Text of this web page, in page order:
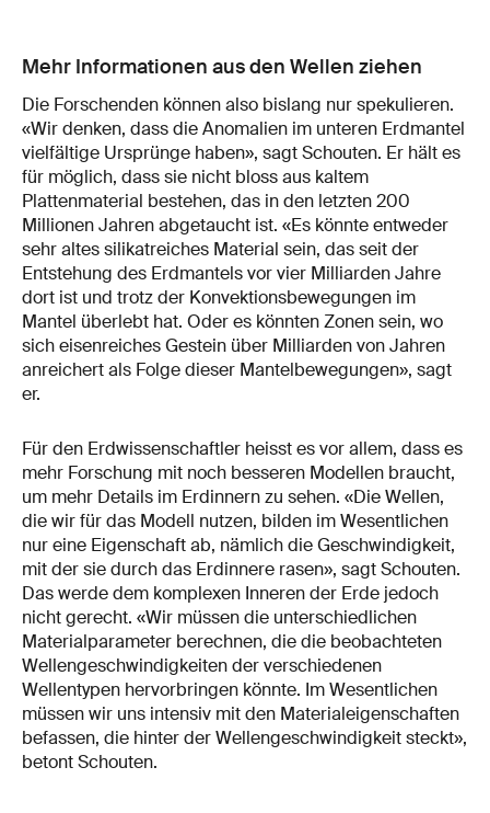
Mehr Informationen aus den Wellen ziehen
Die Forschenden können also bislang nur spekulieren.
«Wir denken, dass die Anomalien im unteren Erdmantel
vielfältige Ursprünge haben», sagt Schouten. Er hält es
für möglich, dass sie nicht bloss aus kaltem
Plattenmaterial bestehen, das in den letzten 200
Millionen Jahren abgetaucht ist. «Es könnte entweder
sehr altes silikatreiches Material sein, das seit der
Entstehung des Erdmantels vor vier Milliarden Jahre
dort ist und trotz der Konvektionsbewegungen im
Mantel überlebt hat. Oder es könnten Zonen sein, wo
sich eisenreiches Gestein über Milliarden von Jahren
anreichert als Folge dieser Mantelbewegungen», sagt
er.
Für den Erdwissenschaftler heisst es vor allem, dass es
mehr Forschung mit noch besseren Modellen braucht,
um mehr Details im Erdinnern zu sehen. «Die Wellen,
die wir für das Modell nutzen, bilden im Wesentlichen
nur eine Eigenschaft ab, nämlich die Geschwindigkeit,
mit der sie durch das Erdinnere rasen», sagt Schouten.
Das werde dem komplexen Inneren der Erde jedoch
nicht gerecht. «Wir müssen die unterschiedlichen
Materialparameter berechnen, die die beobachteten
Wellengeschwindigkeiten der verschiedenen
Wellentypen hervorbringen könnte. Im Wesentlichen
müssen wir uns intensiv mit den Materialeigenschaften
befassen, die hinter der Wellengeschwindigkeit steckt»,
betont Schouten.